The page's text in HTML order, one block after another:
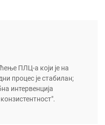
ПЛЦ-а који је на
процес је стабилан;
интервенција